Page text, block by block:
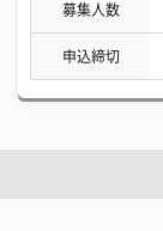
募集人数
申込締切